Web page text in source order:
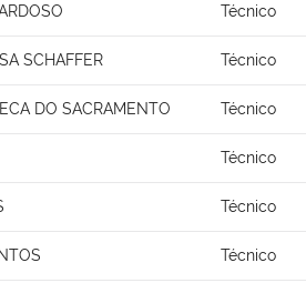
Técnico
SCHAFFER Técnico
DO SACRAMENTO Técnico
Técnico
Técnico
Técnico